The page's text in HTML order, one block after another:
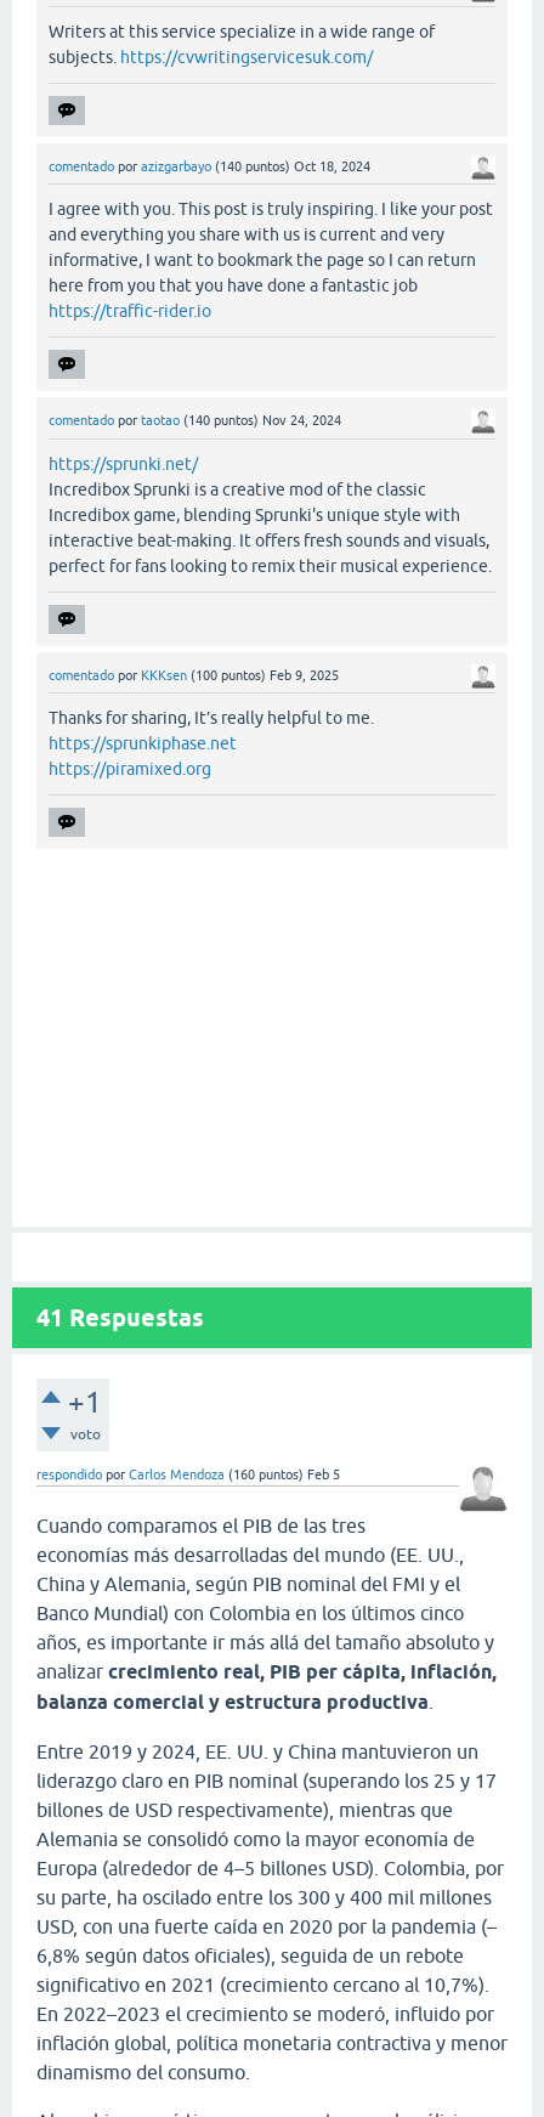
Writers at this service specialize in a wide range of
subjects. https://cvwritingservicesuk.com/
comentado por azizgarbayo (140 puntos) Oct 18, 2024
I agree with you. This post is truly inspiring. I like your post
and everything you share with us is current and very
informative, I want to bookmark the page so I can return
here from you that you have done a fantastic job
https://traffic-rider.io
comentado por taotao (140 puntos) Nov 24, 2024
https://sprunki.net/
Incredibox Sprunki is a creative mod of the classic
Incredibox game, blending Sprunki's unique style with
interactive beat-making. It offers fresh sounds and visuals,
perfect for fans looking to remix their musical experience.
comentado por KKKsen (100 puntos) Feb 9, 2025
Thanks for sharing, It’s really helpful to me.
https://sprunkiphase.net
https://piramixed.org
41 Respuestas
+1
voto
respondido por Carlos Mendoza (160 puntos) Feb 5
Cuando comparamos el PIB de las tres
economías más desarrolladas del mundo (EE. UU.,
China y Alemania, según PIB nominal del FMI y el
Banco Mundial) con Colombia en los últimos cinco
años, es importante ir más allá del tamaño absoluto y
analizar crecimiento real, PIB per cápita, inflación,
balanza comercial y estructura productiva
Entre 2019 y 2024, EE. UU. y China mantuvieron un
liderazgo claro en PIB nominal (superando los 25 y 17
billones de USD respectivamente), mientras que
Alemania se consolidó como la mayor economía de
Europa (alrededor de 4–5 billones USD). Colombia, por
su parte, ha oscilado entre los 300 y 400 mil millones
USD, con una fuerte caída en 2020 por la pandemia (–
6,8% según datos oficiales), seguida de un rebote
significativo en 2021 (crecimiento cercano al 10,7%).
En 2022–2023 el crecimiento se moderó, influido por
inflación global, política monetaria contractiva y menor
dinamismo del consumo.